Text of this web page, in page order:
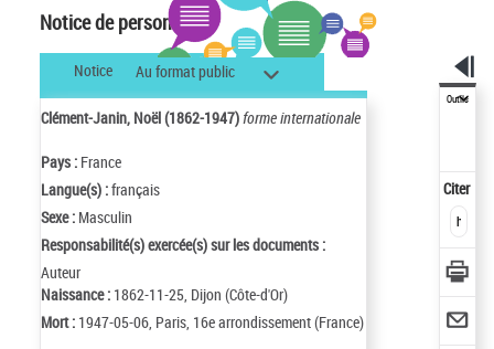
Notice de personne
Notice Au format public
Clément-Janin, Noël (1862-1947)forme internationale
Pays : France
Langue(s) :français
Sexe : Masculin
Responsabilité(s) exercée(s) sur les documents :
Auteur
Naissance : 1862-11-25, Dijon (Côte-d'Or)
Mort : 1947-05-06, Paris, 16e arrondissement (France)
Outils
Citer